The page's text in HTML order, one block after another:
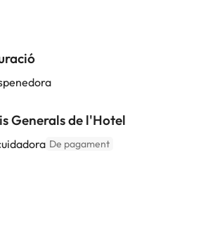
Generals de l'Hotel
De pagament